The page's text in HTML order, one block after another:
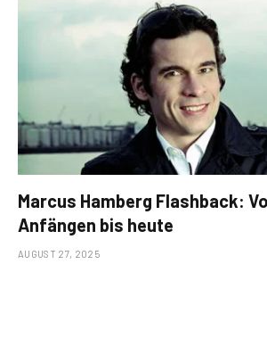
Marcus Hamberg Flashback:
Anfängen bis heute
AUGUST 27, 2025